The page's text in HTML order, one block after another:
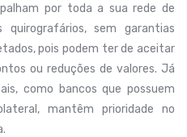
por toda a sua rede de
quirografários, sem garantias
pois podem ter de aceitar
ou reduções de valores. Já
como bancos que possuem
mantêm prioridade no